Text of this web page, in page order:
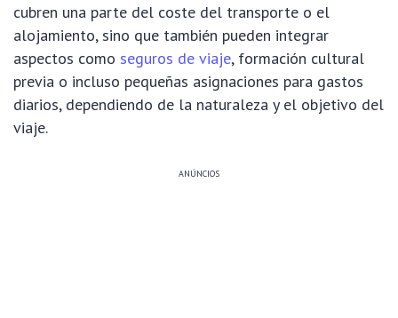
cubren una parte del coste del transporte o el
alojamiento, sino que también pueden integrar
aspectos como seguros de viaje, formación cultural
previa o incluso pequeñas asignaciones para gastos
diarios, dependiendo de la naturaleza y el objetivo del
viaje.
ANÚNCIOS